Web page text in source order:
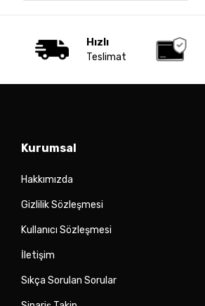
Hızlı
Teslimat
Kurumsal
Hakkımızda
Gizlilik Sözleşmesi
Kullanıcı Sözleşmesi
İletişim
Sıkça Sorulan Sorular